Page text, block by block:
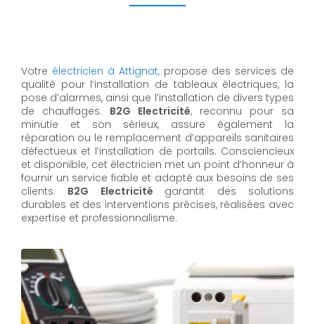
Votre électricien à Attignat, propose des services de
qualité pour l’installation de tableaux électriques, la
pose d’alarmes, ainsi que l’installation de divers types
de chauffages. B2G Electricité, reconnu pour sa
minutie et son sérieux, assure également la
réparation ou le remplacement d’appareils sanitaires
défectueux et l’installation de portails. Consciencieux
et disponible, cet électricien met un point d’honneur à
fournir un service fiable et adapté aux besoins de ses
clients. B2G Electricité garantit des solutions
durables et des interventions précises, réalisées avec
expertise et professionnalisme.